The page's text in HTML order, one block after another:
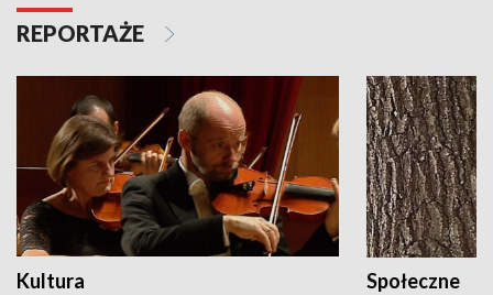
REPORTAŻE
Kultura Społeczne